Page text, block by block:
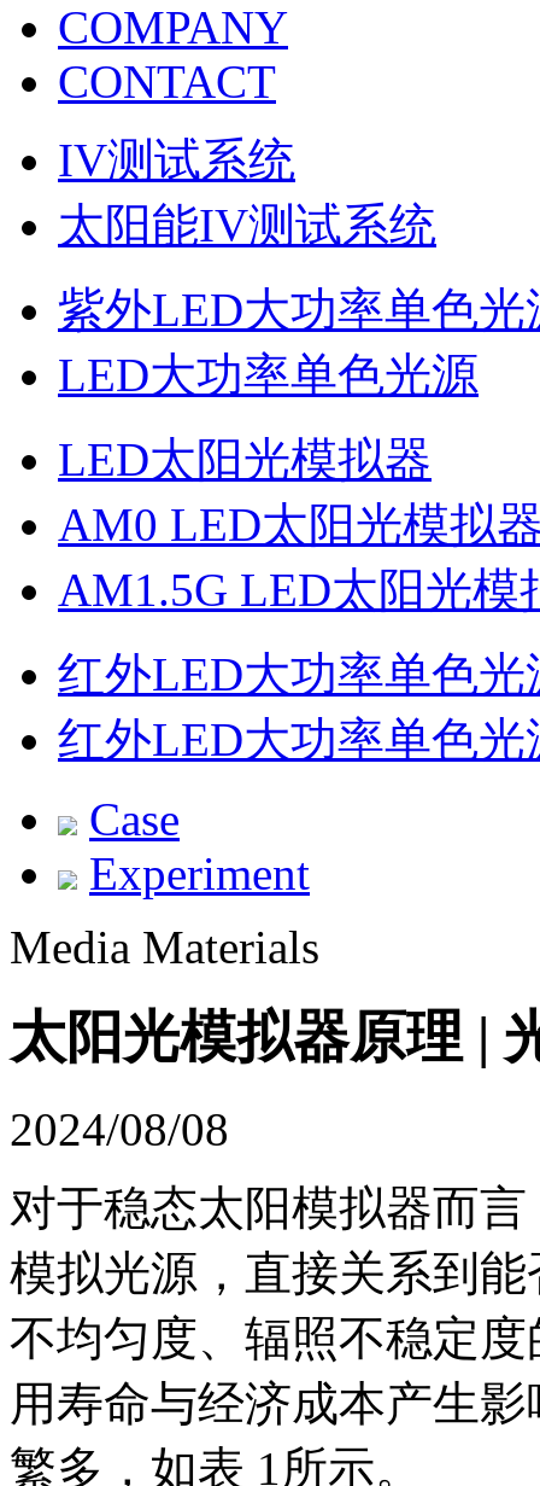
COMPANY
CONTACT
IV测试系统
太阳能IV测试系统
紫外LED大功率单色光
LED大功率单色光源
LED太阳光模拟器
AM0 LED太阳光模拟
AM1.5G LED太阳光模
红外LED大功率单色光
红外LED大功率单色光
Case
Experiment
Media Materials
太阳光模拟器原理 |
2024/08/08
对于稳态太阳模拟器而
模拟光源，直接关系到
不均匀度、辐照不稳定
用寿命与经济成本产生
繁多，如表 1所示。